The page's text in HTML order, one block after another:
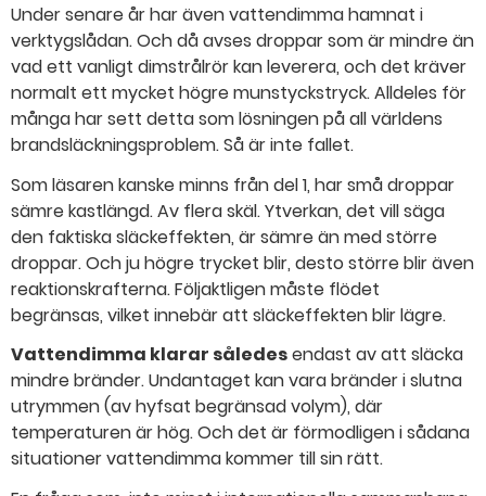
Under senare år har även vattendimma hamnat i
verktygslådan. Och då avses droppar som är mindre än
vad ett vanligt dimstrålrör kan leverera, och det kräver
normalt ett mycket högre munstyckstryck. Alldeles för
många har sett detta som lösningen på all världens
brandsläckningsproblem. Så är inte fallet.
Som läsaren kanske minns från del 1, har små droppar
sämre kastlängd. Av flera skäl. Ytverkan, det vill säga
den faktiska släckeffekten, är sämre än med större
droppar. Och ju högre trycket blir, desto större blir även
reaktionskrafterna. Följaktligen måste flödet
begränsas, vilket innebär att släckeffekten blir lägre.
Vattendimma klarar såledesendast av att släcka
mindre bränder. Undantaget kan vara bränder i slutna
utrymmen (av hyfsat begränsad volym), där
temperaturen är hög. Och det är förmodligen i sådana
situationer vattendimma kommer till sin rätt.